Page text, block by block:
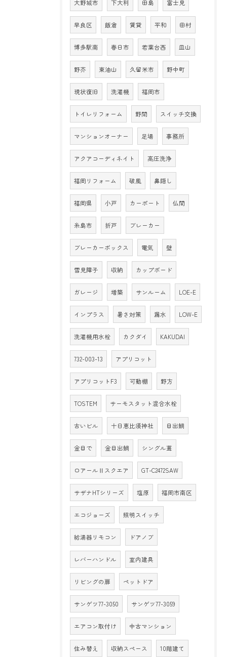
大野城市 下大利 田島 富士見
早良区 飯倉 賃貸 平和 田村
博多駅南 春日市 若葉台西 皿山
野芥 東油山 久留米市 野中町
現状復旧 洗濯機 福岡市
トイレリフォーム 野間 スイッチ交換
マンションオーナー 足場 事務所
アクアコーディネイト 高圧洗浄
福岡リフォーム 破風 鼻隠し
福岡県 小戸 カーポート 仏間
糸島市 折戸 ブレーカー
ブレーカーボックス 電気 壁
雪見障子 収納 カップボード
ガレージ 増築 サンルーム LOE-E
インプラス 暑さ対策 漏水 LOW-E
洗濯機用水栓 カクダイ KAKUDAI
732-003-13 アプリコット
アプリコットF3 可動棚 野方
TOSTEM サーモスタット混合水栓
古いビル 十日恵比須神社 目出鯛
金目で 金目出鯛 シングル葺
ロアールⅡスクエア GT-C2472SAW
サザナHTシリーズ 塩原 福岡市南区
エコジョーズ 照明スイッチ
給湯器リモコン ドアノブ
レバーハンドル 室内建具
リビングの扉 ペットドア
サンゲツ77-3050 サンゲツ77-3059
エアコン取付け 中古マンション
住み替え 収納スペース 10階建て